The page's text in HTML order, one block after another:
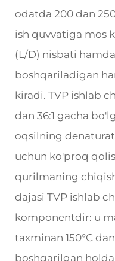
odatda 200 dan
ish quvvatiga mos
(L/D) nisbati
boshqariladigan
kiradi. TVP ishlab
dan 36:1 gacha
oqsilning
uchun ko'proq
qurilmaning
dajasi TVP ishlab
komponentdir: u
taxminan 150°C
boshqarilgan